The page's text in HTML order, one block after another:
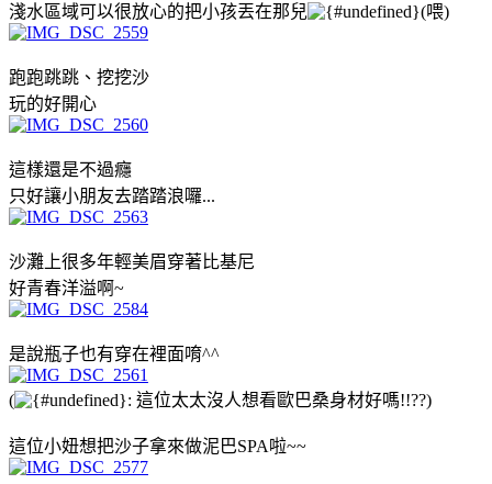
淺水區域可以很放心的把小孩丟在那兒
(喂)
跑跑跳跳、挖挖沙
玩的好開心
這樣還是不過癮
只好讓小朋友去踏踏浪囉...
沙灘上很多年輕美眉穿著比基尼
好青春洋溢啊~
是說瓶子也有穿在裡面唷^^
( : 這位太太沒人想看歐巴桑身材好嗎!!??)
這位小妞想把沙子拿來做泥巴SPA啦~~